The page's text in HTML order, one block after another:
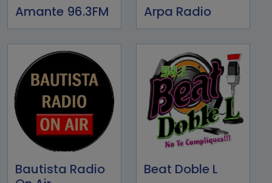
Amante 96.3FM Arpa Radio
Bautista Radio
Beat Doble L